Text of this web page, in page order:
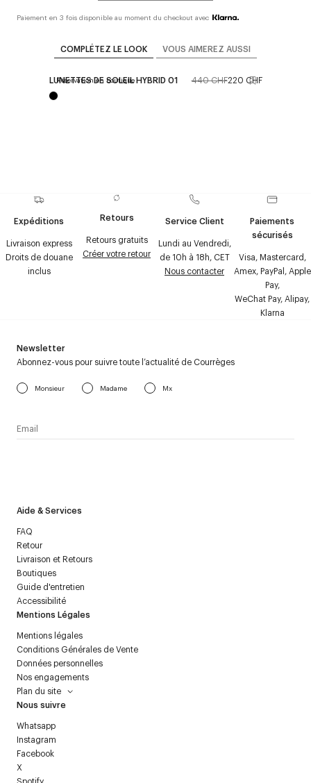
Paiement en 3 fois disponible au moment du checkout avec
COMPLÉTEZ LE LOOK VOUS AIMEREZ AUSSI
Réservation en boutique
LUNETTES DE SOLEIL HYBRID 01 440 CHF220 CHF
Expéditions
Livraison express
Droits de douane
inclus
Retours
Retours gratuits
Créer votre retour
Service Client
Lundi au Vendredi,
de 10h à 18h, CET
Nous contacter
Paiements
sécurisés
Visa, Mastercard,
Amex, PayPal, Apple
Pay,
WeChat Pay, Alipay,
Klarna
Aide & Services
FAQ
Retour
Livraison et Retours
Boutiques
Guide d'entretien
Accessibilité
Mentions Légales
Mentions légales
Conditions Générales de Vente
Données personnelles
Nos engagements
Plan du site
Nous suivre
Whatsapp
Instagram
Facebook
X
Newsletter
Abonnez-vous pour suivre toute l’actualité de Courrèges
Monsieur Madame Mx